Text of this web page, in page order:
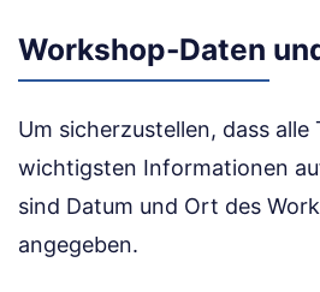
Workshop-Daten
Um sicherzustellen, dass alle
wichtigsten Informationen
sind Datum und Ort des
angegeben.